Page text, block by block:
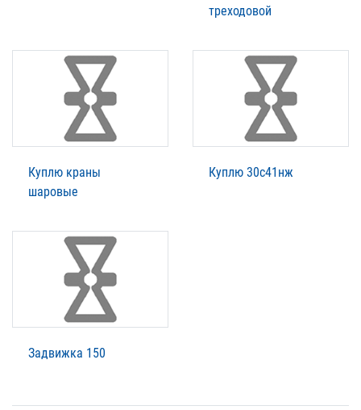
треходовой
Куплю краны
шаровые
Куплю 30с41нж
Задвижка 150